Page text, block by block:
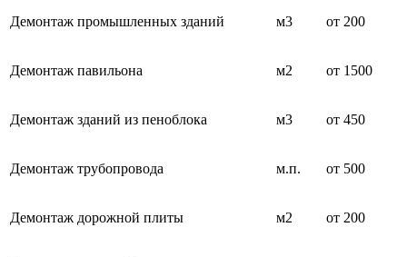
Демонтаж промышленных зданий м3 от 200
Демонтаж павильона м2 от 1500
Демонтаж зданий из пеноблока м3 от 450
Демонтаж трубопровода м.п. от 500
Демонтаж дорожной плиты м2 от 200